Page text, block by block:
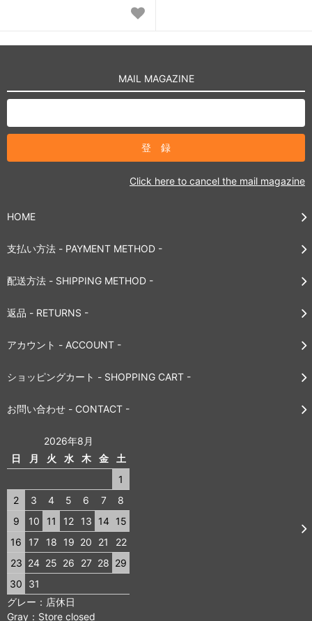
MAIL MAGAZINE
Click here to cancel the mail magazine
HOME
支払い方法 - PAYMENT METHOD -
配送方法 - SHIPPING METHOD -
返品 - RETURNS -
アカウント - ACCOUNT -
ショッピングカート - SHOPPING CART -
お問い合わせ - CONTACT -
2026年8月
日
月 火 水 木 金
土
1
2
3 4 5 6 7
8
9
10 11 12 13 14
15
16
17 18 19 20 21
22
23 24 25 26 27 28 29
30
31
グレー：店休日
Gray：Store closed